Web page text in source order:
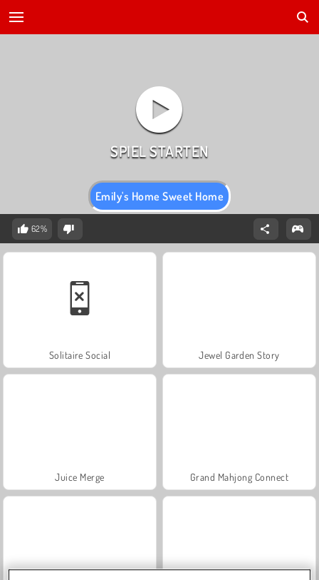
Emily's Home Sweet Home
62%
Solitaire Social Jewel Garden Story
Juice Merge Grand Mahjong Connect